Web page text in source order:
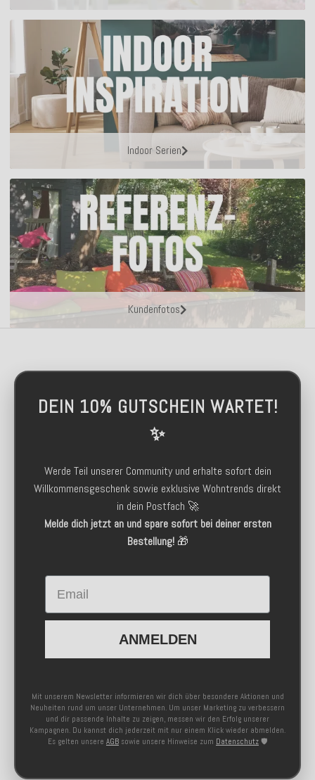
Indoor Serien
Kundenfotos
DEIN 10% GUTSCHEIN WARTET!
✨
Werde Teil unserer Community und erhalte sofort dein
Willkommensgeschenk sowie exklusive Wohntrends direkt
in dein Postfach 🚀
Melde dich jetzt an und spare sofort bei deiner ersten
Bestellung!🎁
Email
ANMELDEN
Mit unserem Newsletter informieren wir dich über besondere Aktionen und
Neuheiten rund um unser Unternehmen. Um unser Marketing zu verbessern
und dir passende Inhalte zu zeigen, messen wir den Erfolg unserer
Kampagnen. Du kannst dich jederzeit mit nur einem Klick wieder abmelden.
Es gelten unsere AGB sowie unsere Hinweise zum Datenschutz 🛡️